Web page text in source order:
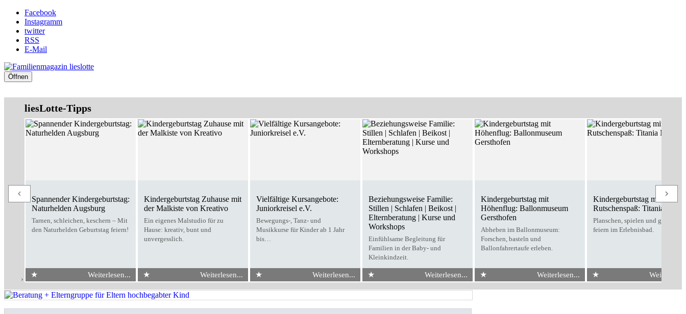
Facebook
Instagramm
twitter
RSS
E-Mail
Öffnen
liesLotte-Tipps
Spannender Kindergeburtstag:
Naturhelden Augsburg
Tarnen, schleichen, keschern – Mit
den Naturhelden Geburtstag feiern!
★ Weiterlesen...
Kindergeburtstag Zuhause mit
der Malkiste von Kreativo
Ein eigenes Malstudio für zu
Hause: kreativ, bunt und
unvergesslich.
★ Weiterlesen...
Vielfältige Kursangebote:
Juniorkreisel e.V.
Bewegungs-, Tanz- und
Musikkurse für Kinder ab 1 Jahr
bis…
★ Weiterlesen...
Beziehungsweise Familie:
Stillen | Schlafen | Beikost |
Elternberatung | Kurse und
Workshops
Einfühlsame Begleitung für
Familien in der Baby- und
Kleinkindzeit.
★ Weiterlesen...
Kindergeburtstag mit
Höhenflug: Ballonmuseum
Gersthofen
Abheben im Ballonmuseum:
Forschen, basteln und
Ballonfahrertaufe erleben.
★ Weiterlesen...
Kindergeburtstag mit
Rutschenspaß: Titania
Planschen, spielen und
feiern im Erlebnisbad.
★
› Beratung + Eltern­gruppe für Eltern hoch­be­gabter Kind